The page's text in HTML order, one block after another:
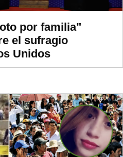
por familia"
el sufragio
Unidos